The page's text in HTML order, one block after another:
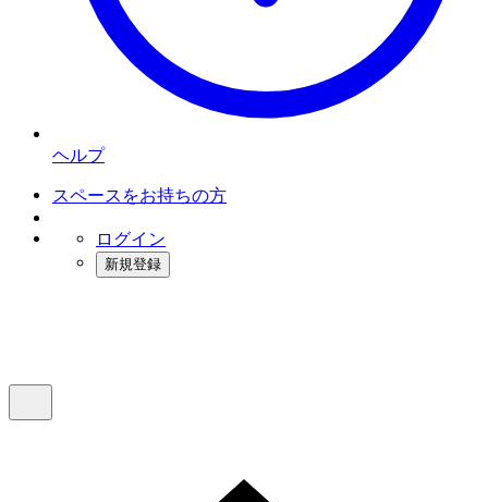
ヘルプ
スペースをお持ちの方
ログイン
新規登録